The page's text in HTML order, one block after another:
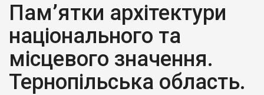
Пам’ятки архітектури
національного та
місцевого значення.
Тернопільська область.